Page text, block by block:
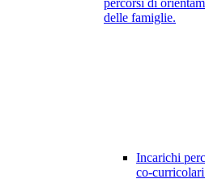
percorsi di
delle famiglie.
Incarichi
co-